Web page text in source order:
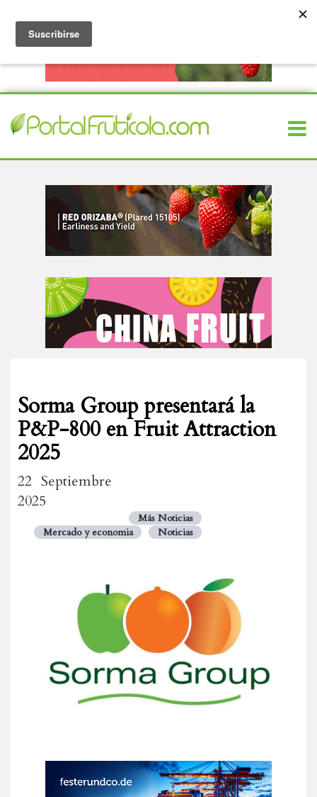
Sorma Group presentará la
P&P-800 en Fruit Attraction
2025
22 Septiembre
2025
Más Noticias
Mercado y economia
Noticias